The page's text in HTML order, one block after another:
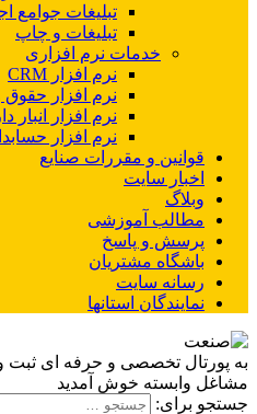
تبلیغات جوامع
تبلیغات و چاپ
خدمات نرم افزاری
نرم افزار CRM
نرم افزار
نرم افزار انبار
نرم افزار
قوانین و مقررات صنایع
اخبار سایت
وبلاگ
مطالب آموزشی
پرسش و پاسخ
باشگاه مشتریان
رسانه سایت
نمایندگان استانها
به پورتال تخصصی و حرفه ای ثبت و
مشاغل وابسته خوش آمدید
جستجو برای: